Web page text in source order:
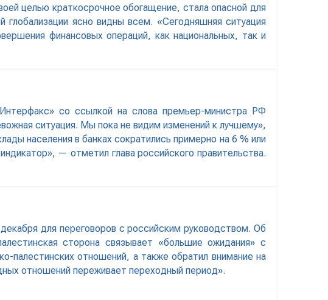
целью краткосрочное обогащение, стала опасной для
ясно видны всем. «Сегодняшняя ситуация
финансовых операций, как национальных, так и
со ссылкой на слова премьер-министра РФ
ситуация. Мы пока не видим изменений к лучшему»,
населения в банках сократились примерно на 6 % или
— отметил глава российского правительства.
для переговоров с российским руководством. Об
сторона связывает «большие ожидания» с
палестинских отношений, а также обратил внимание на
отношений переживает переходный период».